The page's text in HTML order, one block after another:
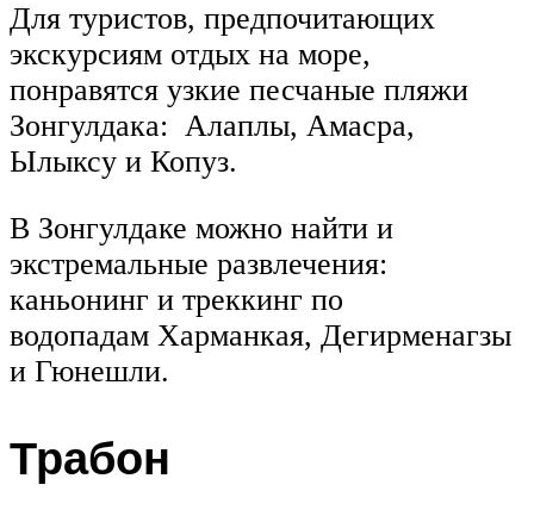
Для туристов, предпочитающих
экскурсиям отдых на море,
понравятся узкие песчаные пляжи
Зонгулдака: Алаплы, Амасра,
Ылыксу и Копуз.
В Зонгулдаке можно найти и
экстремальные развлечения:
каньонинг и треккинг по
водопадам Харманкая, Дегирменагзы
и Гюнешли.
Трабон